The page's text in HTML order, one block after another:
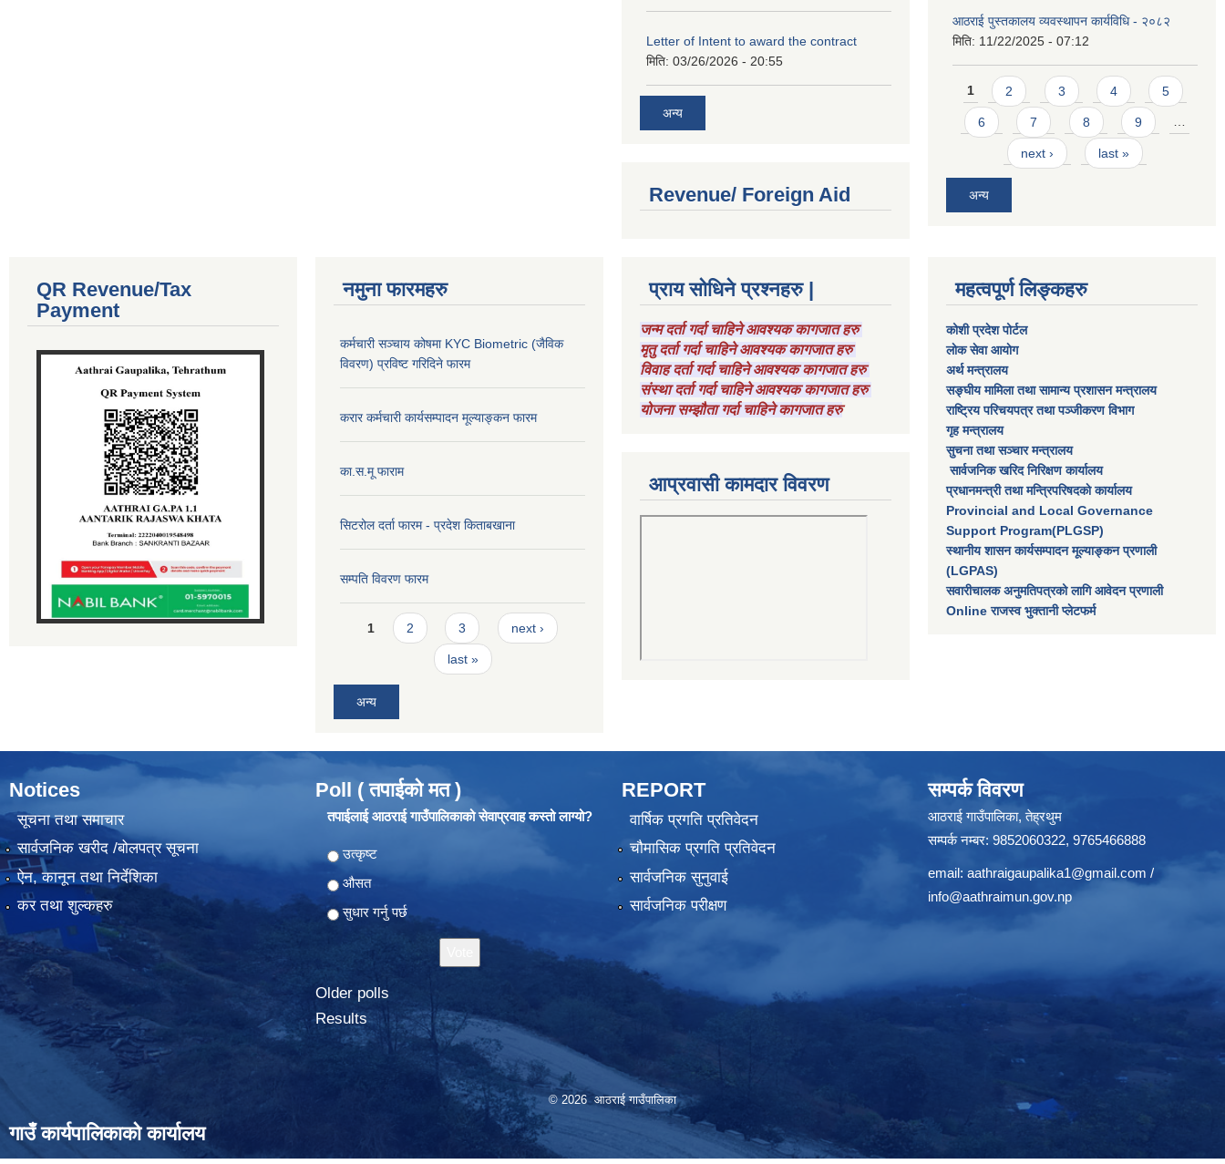
Letter of Intent to award the contract
मिति: 03/26/2026 - 20:55
अन्य
Revenue/ Foreign Aid
आठराई पुस्तकालय व्यवस्थापन कार्यविधि - २०८२
मिति: 11/22/2025 - 07:12
Pages
1 2 3 4 5
6 7 8 9 …
next › last »
अन्य
QR Revenue/Tax
Payment
नमुना फारमहरु
कर्मचारी सञ्चाय कोषमा KYC Biometric (जैविक
विवरण) प्रविष्ट गरिदिने फारम
करार कर्मचारी कार्यसम्पादन मूल्याङ्कन फारम
का.स.मू फाराम
सिटरोल दर्ता फारम - प्रदेश किताबखाना
सम्पति विवरण फारम
Pages
1 2 3 next ›
last »
अन्य
प्राय सोधिने प्रश्नहरु |
जन्म दर्ता गर्दा चाहिने आवश्यक कागजात हरु
मृतु दर्ता गर्दा चाहिने आवश्यक कागजात हरु
विवाह दर्ता गर्दा चाहिने आवश्यक कागजात हरु
संस्था दर्ता गर्दा चाहिने आवश्यक कागजात हरु
योजना सम्झौता गर्दा चाहिने कागजात हरु
आप्रवासी कामदार विवरण
महत्वपूर्ण लिङ्कहरु
कोशी प्रदेश पोर्टल
लाेक सेवा आयाेग
अर्थ मन्त्रालय
सङ्घीय मामिला तथा सामान्य प्रशासन मन्त्रालय
राष्‍ट्रिय परिचयपत्र तथा पञ्‍जीकरण विभाग
गृह मन्त्रालय
सुचना तथा सञ्चार मन्त्रालय
सार्वजनिक खरिद निरिक्षण कार्यालय
प्रधानमन्त्री तथा मन्त्रिपरिषदकाे कार्यालय
Provincial and Local Governance
Support Program(PLGSP)
स्थानीय शासन कार्यसम्पादन मूल्याङ्कन प्रणाली
(LGPAS)
सवारीचालक अनुमतिपत्रको लागि आवेदन प्रणाली
Online राजस्व भुक्तानी प्लेटफर्म
Notices
सूचना तथा समाचार
सार्वजनिक खरीद /बोलपत्र सूचना
ऐन, कानून तथा निर्देशिका
कर तथा शुल्कहरु
Poll ( तपाईको मत )
तपाईलाई आठराई गाउँपालिकाको सेवाप्रवाह कस्तो लाग्यो?
Choices
उत्कृष्ट
औसत
सुधार गर्नु पर्छ
Older polls
Results
REPORT
वार्षिक प्रगति प्रतिवेदन
चौमासिक प्रगति प्रतिवेदन
सार्वजनिक सुनुवाई
सार्वजनिक परीक्षण
सम्पर्क विवरण
आठराई गाउँपालिका, तेह्रथुम
सम्पर्क नम्बर: 9852060322, 9765466888
email: aathraigaupalika1@gmail.com /
info@aathraimun.gov.np
© 2026 आठराई गाउँपालिका
गाउँ कार्यपालिकाको कार्यालय